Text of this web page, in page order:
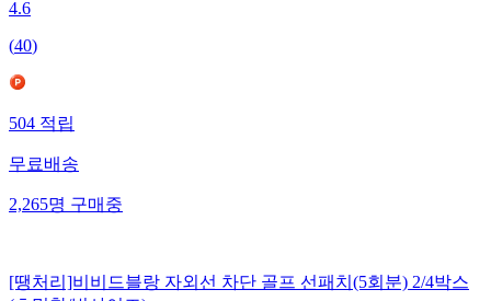
4.6
(40)
504적립
무료배송
2,265명구매중
[땡처리]비비드블랑 자외선 차단 골프 선패치(5회분) 2/4박스